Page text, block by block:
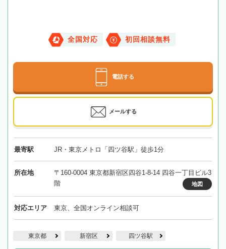
全国対応 初回相談無料
電話する
メールする
最寄駅 JR・東京メトロ「四ツ谷駅」徒歩1分
所在地
〒160-0004 東京都新宿区四谷1-8-14 四谷一丁目ビル3
階
地図
対応エリア 東京、全国オンライン相談可
東京都 新宿区 四ツ谷駅